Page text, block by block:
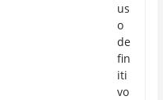
us
o
de
fin
iti
vo